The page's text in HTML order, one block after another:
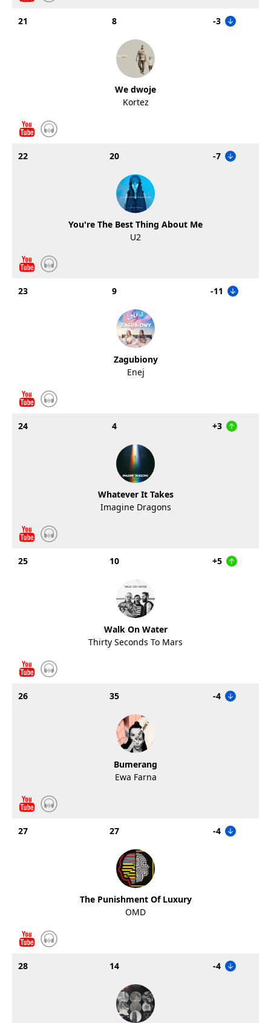
21 8 -3
We dwoje
Kortez
22 20 -7
You're The Best Thing About Me
U2
23 9 -11
Zagubiony
Enej
24 4 +3
Whatever It Takes
Imagine Dragons
25 10 +5
Walk On Water
Thirty Seconds To Mars
26 35 -4
Bumerang
Ewa Farna
27 27 -4
The Punishment Of Luxury
OMD
28 14 -4